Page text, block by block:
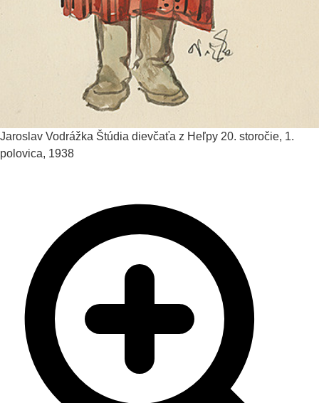
Jaroslav Vodrážka Štúdia dievčaťa z Heľpy 20. storočie, 1.
polovica, 1938